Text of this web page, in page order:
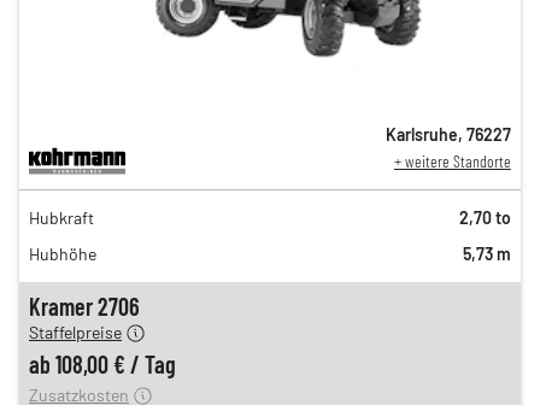
Kramer 2706
188,00 €
153,00 €
130,00 €
Staffelpreise
ab 108,00 € / Tag
12,00 €
Zusatzkosten
Karlsruhe, 76227
+ weitere Standorte
Hubkraft
2,70 to
Hubhöhe
5,73 m